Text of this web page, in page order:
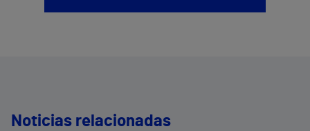
Noticias relacionadas